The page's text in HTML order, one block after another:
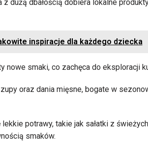
z dużą dbałością dobiera lokalne
inspiracje dla każdego dziecka
nowe smaki, co zachęca do eksploracji
oraz dania mięsne, bogate w
potrawy, takie jak sałatki z
smaków.